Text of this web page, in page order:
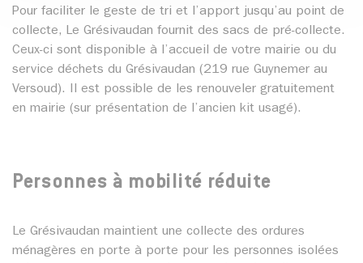
Pour faciliter le geste de tri et l’apport jusqu’au point de
collecte, Le Grésivaudan fournit des sacs de pré-collecte.
Ceux-ci sont disponible à l’accueil de votre mairie ou du
service déchets du Grésivaudan (219 rue Guynemer au
Versoud). Il est possible de les renouveler gratuitement
en mairie (sur présentation de l’ancien kit usagé).
Personnes à mobilité réduite
Le Grésivaudan maintient une collecte des ordures
ménagères en porte à porte pour les personnes isolées